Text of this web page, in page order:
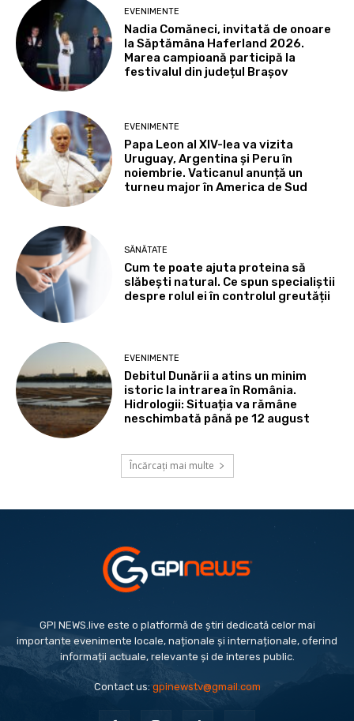
EVENIMENTE
Nadia Comăneci, invitată de onoare
la Săptămâna Haferland 2026.
Marea campioană participă la
festivalul din județul Brașov
EVENIMENTE
Papa Leon al XIV-lea va vizita
Uruguay, Argentina și Peru în
noiembrie. Vaticanul anunță un
turneu major în America de Sud
SĂNĂTATE
Cum te poate ajuta proteina să
slăbești natural. Ce spun specialiștii
despre rolul ei în controlul greutății
EVENIMENTE
Debitul Dunării a atins un minim
istoric la intrarea în România.
Hidrologii: Situația va rămâne
neschimbată până pe 12 august
Încărcați mai multe
GPI NEWS.live este o platformă de știri dedicată celor mai
importante evenimente locale, naționale și internaționale, oferind
informații actuale, relevante și de interes public.
Contact us:gpinewstv@gmail.com